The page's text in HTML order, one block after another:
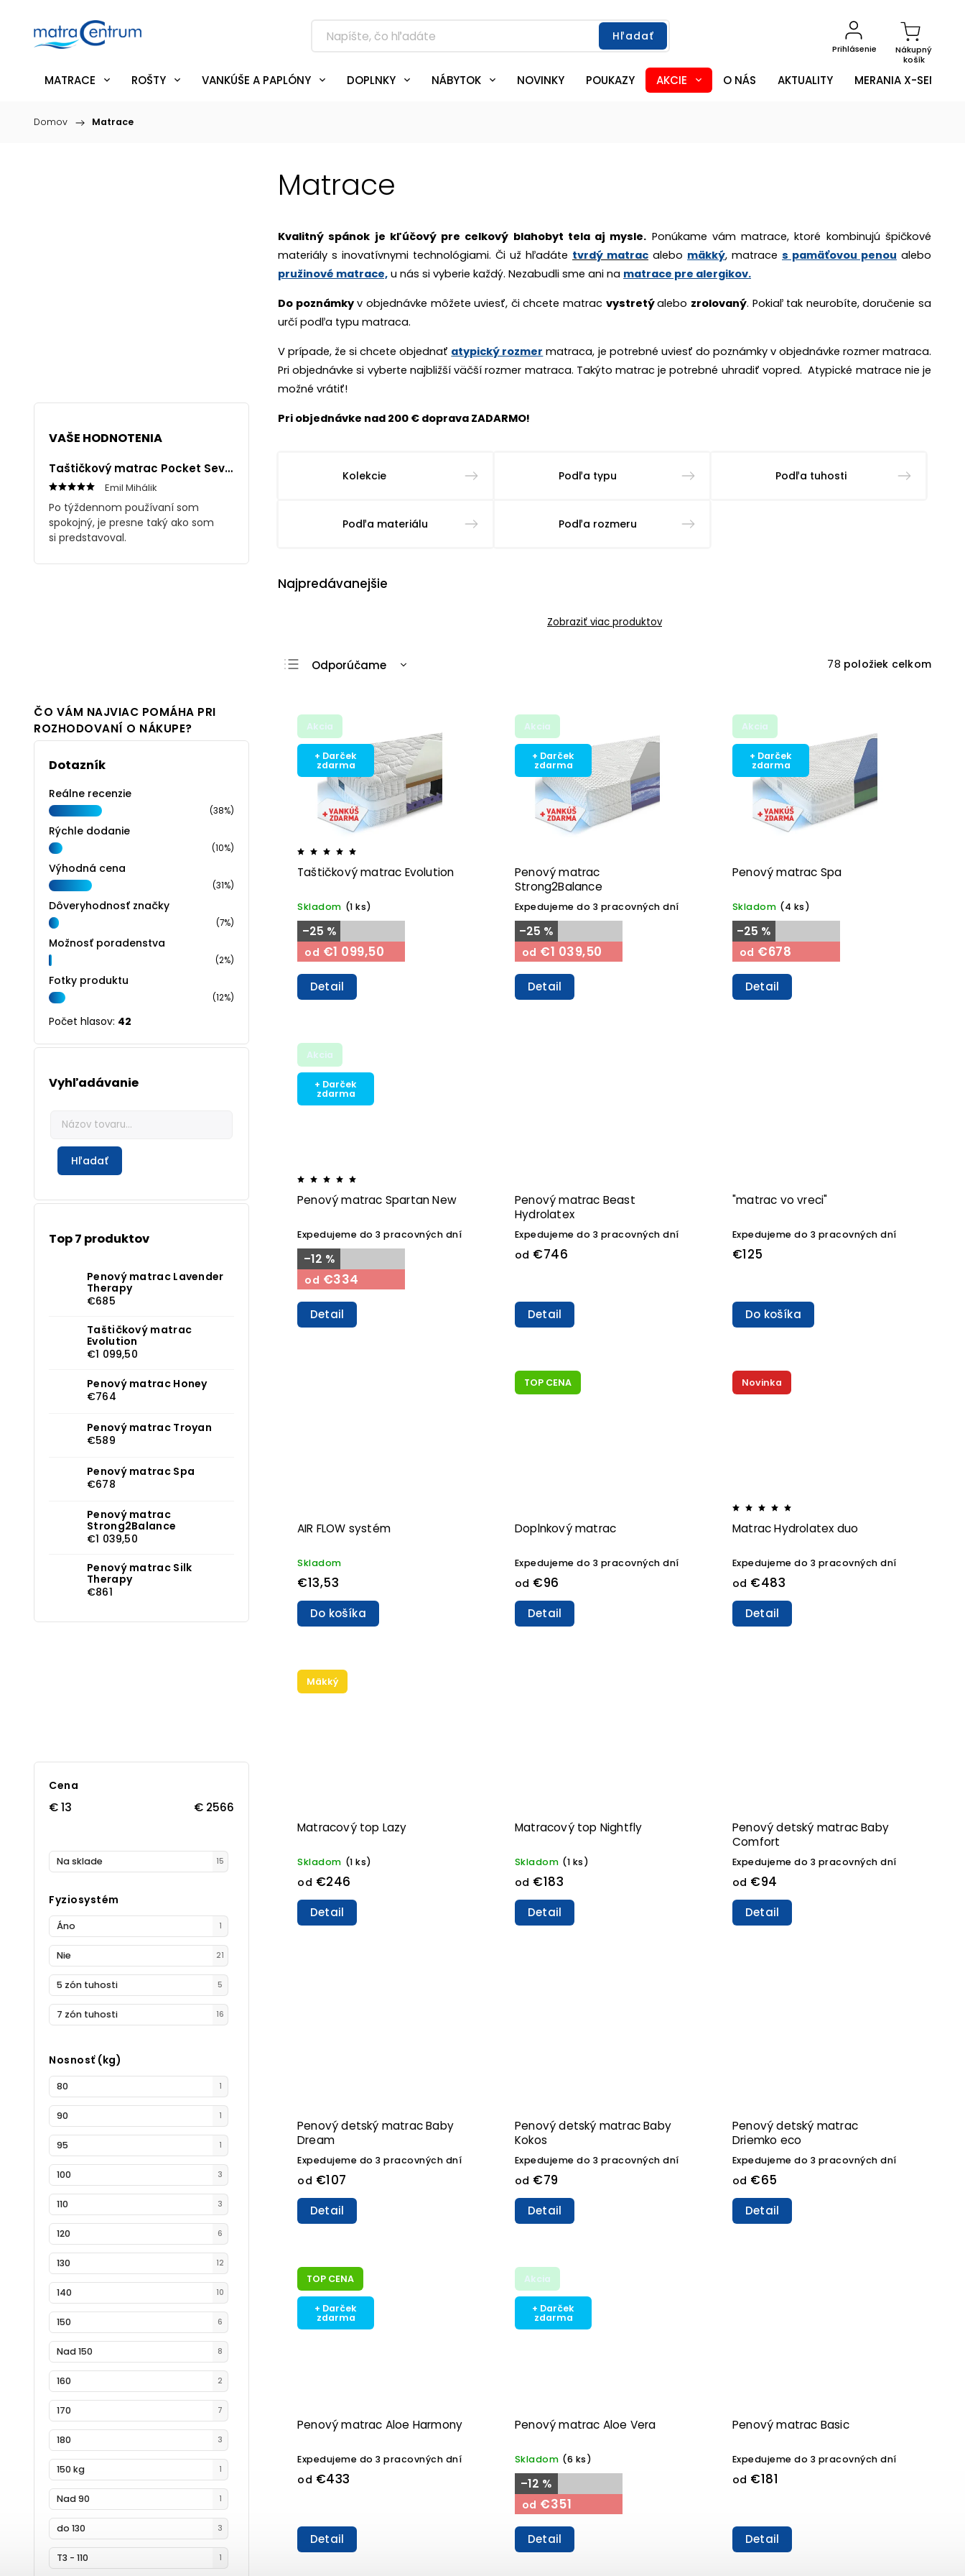
Hľadať
Nákupný
košík
Prihlásenie
MATRACE ROŠTY VANKÚŠE A PAPLÓNY DOPLNKY NÁBYTOK NOVINKY POUKAZY AKCIE O NÁS AKTUALITY MERANIA X-SENSOR
Domov / Matrace
VAŠE HODNOTENIA
Taštičkový matrac Pocket Seven 1+1
Emil Mihálik
Po týždennom používaní som
spokojný, je presne taký ako som
si predstavoval.
ČO VÁM NAJVIAC POMÁHA PRI
ROZHODOVANÍ O NÁKUPE?
Dotazník
Reálne recenzie
(38%)
Rýchle dodanie
(10%)
Výhodná cena
(31%)
Dôveryhodnosť značky
(7%)
Možnosť poradenstva
(2%)
Fotky produktu
(12%)
Počet hlasov: 42
Vyhľadávanie
Hľadať
Top 7 produktov
Penový matrac Lavender
Therapy
€685
Taštičkový matrac
Evolution
€1 099,50
Penový matrac Honey
€764
Penový matrac Troyan
€589
Penový matrac Spa
€678
Penový matrac
Strong2Balance
€1 039,50
Penový matrac Silk
Therapy
€861
Cena
€13 € 2566
Na sklade 15
Fyziosystém
Áno 1
Nie 21
5 zón tuhosti 5
7 zón tuhosti 16
Nosnosť (kg)
80 1
90 1
95 1
100 3
110 3
120 6
130 12
140 10
150 6
Nad 150 8
160 2
170 7
180 3
150 kg 1
Nad 90 1
do 130 3
T3 - 110 1
Matrace
Kvalitný spánok je kľúčový pre celkový blahobyt tela aj mysle. Ponúkame vám matrace, ktoré kombinujú špičkové
materiály s inovatívnymi technológiami. Či už hľadáte tvrdý matrac alebo mäkký, matrace s pamäťovou penou alebo
pružinové matrace, u nás si vyberie každý. Nezabudli sme ani na matrace pre alergikov.
Do poznámkyv objednávke môžete uviesť, či chcete matrac vystretýalebo zrolovaný. Pokiaľ tak neurobíte, doručenie sa
určí podľa typu matraca.
V prípade, že si chcete objednať atypický rozmer matraca, je potrebné uviesť do poznámky v objednávke rozmer matraca.
Pri objednávke si vyberte najbližší väčší rozmer matraca. Takýto matrac je potrebné uhradiť vopred. Atypické matrace nie je
možné vrátiť!
Pri objednávke nad 200 € doprava ZADARMO!
Kolekcie Podľa typu Podľa tuhosti
Podľa materiálu Podľa rozmeru
Najpredávanejšie
Zobraziť viac produktov
Odporúčame
Najdrahšie
Najpredávanejšie
Abecedne
78 položiek celkom
Akcia
+ Darček
zdarma
Taštičkový matrac Evolution
Skladom (1 ks)
–25 %
od €1 099,50
Detail
Akcia
+ Darček
zdarma
Penový matrac
Strong2Balance
Expedujeme do 3 pracovných dní
–25 %
od €1 039,50
Detail
Akcia
+ Darček
zdarma
Penový matrac Spa
Skladom (4 ks)
–25 %
od €678
Detail
Akcia
+ Darček
zdarma
Penový matrac Spartan New
Expedujeme do 3 pracovných dní
–12 %
od €334
Detail
Penový matrac Beast
Hydrolatex
Expedujeme do 3 pracovných dní
od €746
Detail
"matrac vo vreci"
Expedujeme do 3 pracovných dní
€125
Do košíka
AIR FLOW systém
Skladom
€13,53
Do košíka
TOP CENA
Doplnkový matrac
Expedujeme do 3 pracovných dní
od €96
Detail
Novinka
Matrac Hydrolatex duo
Expedujeme do 3 pracovných dní
od €483
Detail
Mäkký
Matracový top Lazy
Skladom (1 ks)
od €246
Detail
Matracový top Nightfly
Skladom (1 ks)
od €183
Detail
Penový detský matrac Baby
Comfort
Expedujeme do 3 pracovných dní
od €94
Detail
Penový detský matrac Baby
Dream
Expedujeme do 3 pracovných dní
od €107
Detail
Penový detský matrac Baby
Kokos
Expedujeme do 3 pracovných dní
od €79
Detail
Penový detský matrac
Driemko eco
Expedujeme do 3 pracovných dní
od €65
Detail
TOP CENA
+ Darček
zdarma
Penový matrac Aloe Harmony
Expedujeme do 3 pracovných dní
od €433
Detail
Akcia
+ Darček
zdarma
Penový matrac Aloe Vera
Skladom (6 ks)
–12 %
od €351
Detail
Penový matrac Basic
Expedujeme do 3 pracovných dní
od €181
Detail